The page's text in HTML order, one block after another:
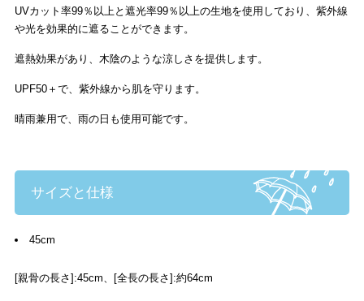
UVカット率99％以上と遮光率99％以上の生地を使用しており、紫外線
や光を効果的に遮ることができます。
遮熱効果があり、木陰のような涼しさを提供します。
UPF50＋で、紫外線から肌を守ります。
晴雨兼用で、雨の日も使用可能です。
サイズと仕様
45cm
[親骨の長さ]:45cm、[全長の長さ]:約64cm